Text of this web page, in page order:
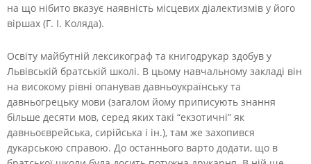
на що нібито вказує наявність місцевих діалектизмів у його
віршах (Г. І. Коляда).
Освіту майбутній лексикограф та книгодрукар здобув у
Львівській братській школі. В цьому навчальному закладі він
на високому рівні опанував давньоукраїнську та
давньогрецьку мови (загалом йому приписують знання
більше десяти мов, серед яких такі “екзотичні” як
давньоєврейська, сирійська і ін.), там же захопився
дукарською справою. До останнього варто додати, що в